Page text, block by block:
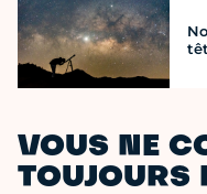
VOUS NE
TOUJOURS